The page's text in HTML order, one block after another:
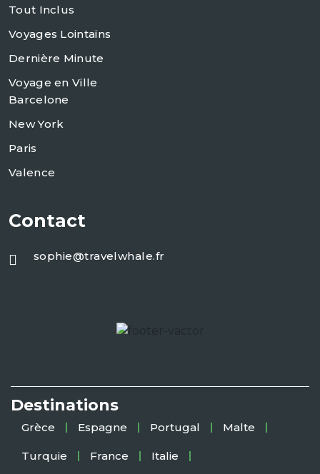
Tout Inclus
Voyages Lointains
Dernière Minute
Voyage en Ville
Barcelone
New York
Paris
Valence
Contact
sophie@travelwhale.fr
Destinations
Grèce Espagne Portugal Malte
Turquie France Italie